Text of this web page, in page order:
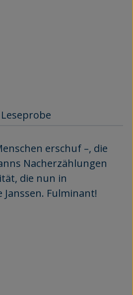
Leseprobe
erschuf –, die
Nacherzählungen
die nun in
Fulminant!